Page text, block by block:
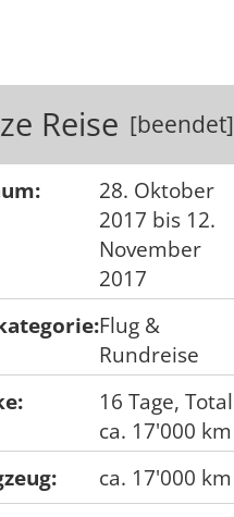
Reise [beendet]
28. Oktober
2017 bis 12.
November
2017
Flug &
Rundreise
16 Tage, Total
ca. 17'000 km
ca. 17'000 km